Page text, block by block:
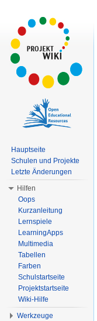
Hauptseite
Schulen und Projekte
Letzte Änderungen
Hilfen
Oops
Kurzanleitung
Lernspiele
LearningApps
Multimedia
Tabellen
Farben
Schulstartseite
Projektstartseite
Wiki-Hilfe
Werkzeuge